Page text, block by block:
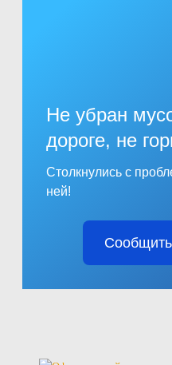
Не убран
дороге, не
Столкнулись с
ней!